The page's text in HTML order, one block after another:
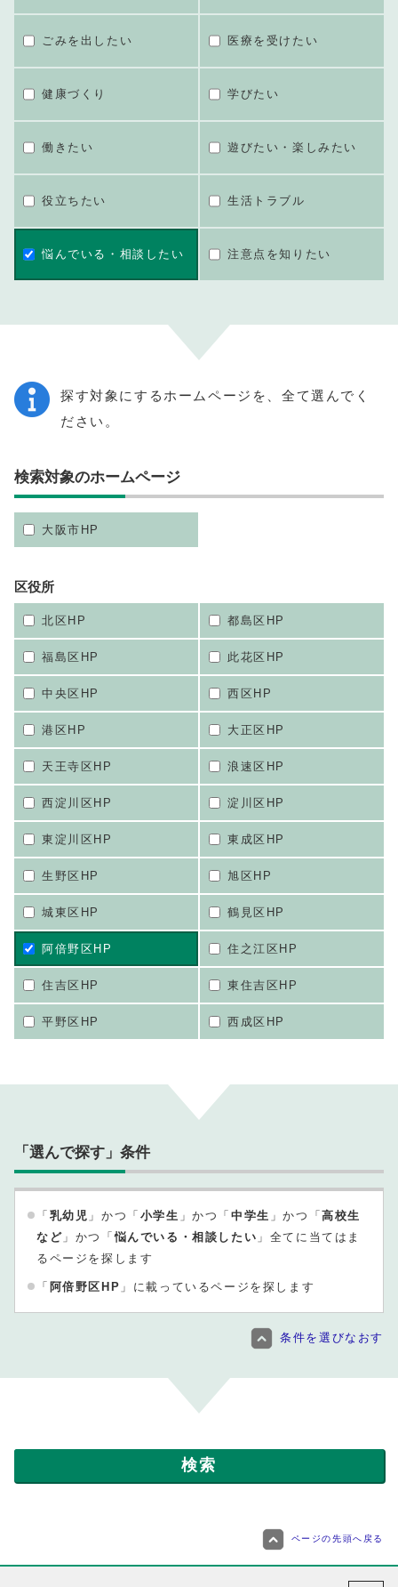
ごみを出したい 医療を受けたい
健康づくり 学びたい
働きたい 遊びたい・楽しみたい
役立ちたい 生活トラブル
悩んでいる・相談したい 注意点を知りたい
探す対象にするホームページを、全て選んでく
ださい。
検索対象のホームページ
大阪市HP
区役所
北区HP 都島区HP
福島区HP 此花区HP
中央区HP 西区HP
港区HP 大正区HP
天王寺区HP 浪速区HP
西淀川区HP 淀川区HP
東淀川区HP 東成区HP
生野区HP 旭区HP
城東区HP 鶴見区HP
阿倍野区HP 住之江区HP
住吉区HP 東住吉区HP
平野区HP 西成区HP
「選んで探す」条件
「 乳幼児 」かつ「 小学生 」かつ「中学生 」かつ「高校生
など 」かつ「悩んでいる・相談したい 」全てに当てはま
るページを探します
「 阿倍野区HP 」に載っているページを探します
条件を選びなおす
ページの先頭へ戻る